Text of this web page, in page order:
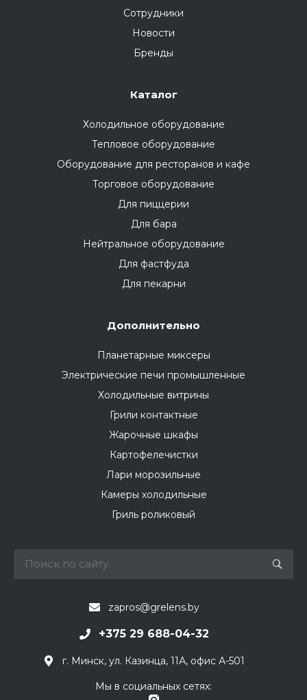
Сотрудники
Новости
Бренды
Каталог
Холодильное оборудование
Тепловое оборудование
Оборудование для ресторанов и кафе
Торговое оборудование
Для пиццерии
Для бара
Нейтральное оборудование
Для фастфуда
Для пекарни
Дополнительно
Планетарные миксеры
Электрические печи промышленные
Холодильные витрины
Грили контактные
Жарочные шкафы
Картофелечистки
Лари морозильные
Камеры холодильные
Гриль роликовый
zapros@grelens.by
+375 29 688-04-32
г. Минск, ул. Казинца, 11А, офис А-501
Мы в социальных сетях: